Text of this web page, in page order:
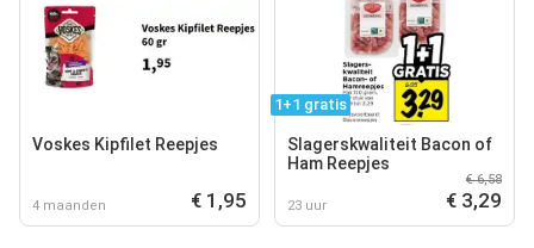
Voskes Kipfilet Reepjes
4 maanden € 1,95
1+1 gratis
Slagerskwaliteit Bacon of
Ham Reepjes
23 uur
€ 6,58
€ 3,29